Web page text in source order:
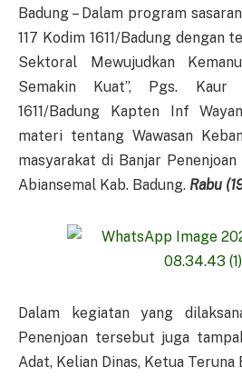
Badung – Dalam program
117 Kodim 1611/Badung dengan
Sektoral Mewujudkan
Semakin Kuat”, Pgs.
1611/Badung Kapten Inf
materi tentang Wawasan
masyarakat di Banjar Penenjoan
Abiansemal Kab. Badung. Rabu
Dalam kegiatan yang
Penenjoan tersebut juga
Adat, Kelian Dinas, Ketua Teruna